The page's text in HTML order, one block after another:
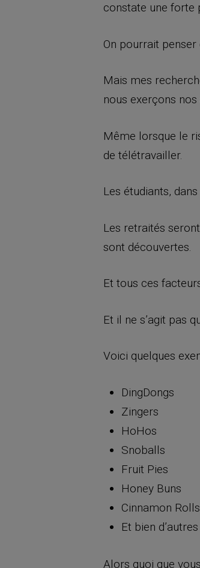
constate une forte
On pourrait penser
Mais mes
nous exerçons
Même lorsque le
de télétravailler.
Les étudiants,
Les retraités
sont découvertes.
Et tous ces
Et il ne s’agit pas
Voici quelques
DingDongs
Zingers
HoHos
Snoballs
Fruit Pies
Honey Buns
Cinnamon Rolls
Et bien
Alors quoi que